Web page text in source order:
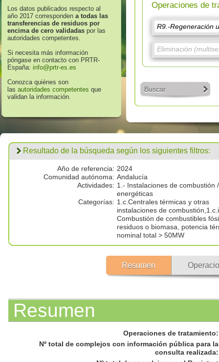
Los datos publicados respecto al
año 2017 corresponden a todas las
transferencias de residuos por
encima de cero validadas por las
autoridades competentes.
Si necesita más información
póngase en contacto con PRTR-
España: info@prtr-es.es
Conozca quiénes son
las autoridades competentes que
validan la información.
Operaciones de
Buscar
Resultado de la búsqueda según los siguientes filtros:
Año de referencia: 2024
Comunidad autónoma: Andalucía
Actividades: 1.- Instalaciones de combustión /
energéticas
Categorías: 1.c.Centrales térmicas y otras
instalaciones de
Combustión de combustibles
residuos o biomasa, potencia
nominal total > 50MW
Resumen
Resumen
Operaciones de tratamiento:
Nº total de complejos con información pública para la
consulta realizada: